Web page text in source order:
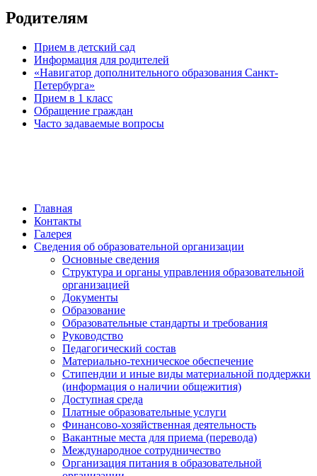
Родителям
Прием в детский сад
Информация для родителей
«Навигатор дополнительного образования Санкт-
Петербурга»
Прием в 1 класс
Обращение граждан
Часто задаваемые вопросы
Главная
Контакты
Галерея
Сведения об образовательной организации
Основные сведения
Структура и органы управления образовательной
организацией
Документы
Образование
Образовательные стандарты и требования
Руководство
Педагогический состав
Материально-техническое обеспечение
Стипендии и иные виды материальной поддержки
(информация о наличии общежития)
Доступная среда
Платные образовательные услуги
Финансово-хозяйственная деятельность
Вакантные места для приема (перевода)
Международное сотрудничество
Организация питания в образовательной